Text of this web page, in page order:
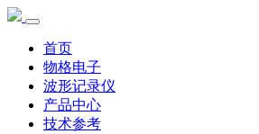
首页
物格电子
波形记录仪
产品中心
技术参考